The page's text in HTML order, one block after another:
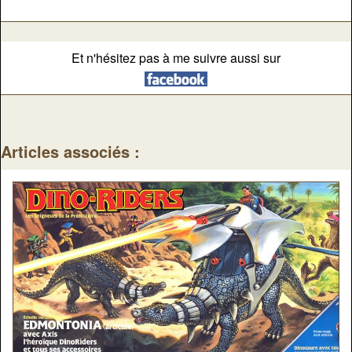
Et n'hésitez pas à me suivre aussi sur
Articles associés :